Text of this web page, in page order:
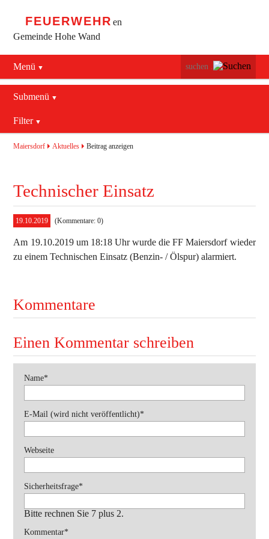
FEUERWEHR en
Gemeinde Hohe Wand
Menü
Navigation
überspringen
Netting
Submenü
überspringen
Aktuelles
Mannschaft
Ausrüstung
Blaulichtzentrum
Feuerwehrhaus (bis 2022)
Termine
Geschichte
Filter
2016
2018
2019
Aktuelles
Bewerbe
Einsätze
Jugend
Maiersdorf Aktuelles Beitrag anzeigen
Technischer Einsatz
19.10.2019 (Kommentare: 0)
Am 19.10.2019 um 18:18 Uhr wurde die FF Maiersdorf wieder
zu einem Technischen Einsatz (Benzin- / Ölspur) alarmiert.
Kommentare
Einen Kommentar schreiben
Pflichtfeld
Name*
Pflichtfeld
E-Mail (wird nicht veröffentlicht)*
Webseite
Pflichtfeld
Sicherheitsfrage*
Bitte rechnen Sie 7 plus 2.
Pflichtfeld
Kommentar*